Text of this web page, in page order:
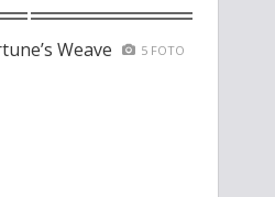
Weave 5 FOTO